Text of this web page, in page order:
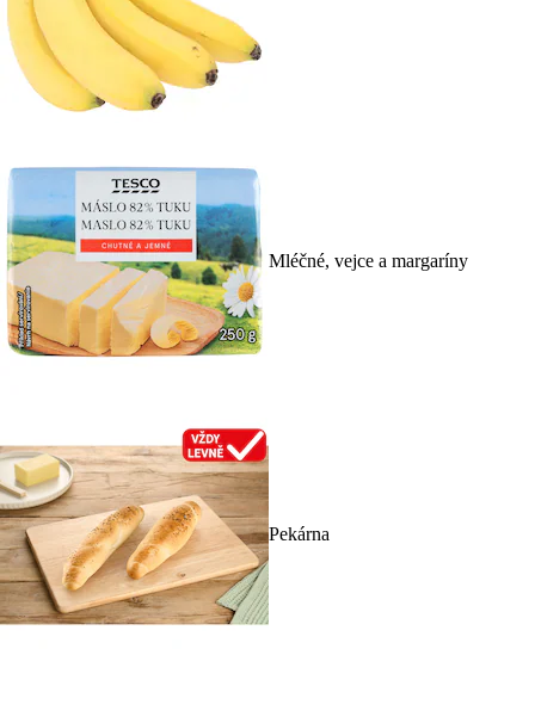
Mléčné, vejce a margaríny
Pekárna